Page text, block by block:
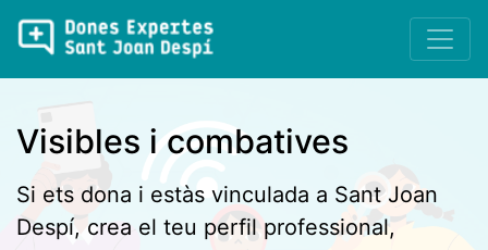
Visibles i combatives
Si ets dona i estàs vinculada a Sant Joan
Despí, crea el teu perfil professional,